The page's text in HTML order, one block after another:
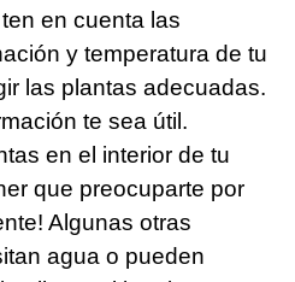
en cuenta las
y temperatura de tu
las plantas adecuadas.
te sea útil.
en el interior de tu
que preocuparte por
Algunas otras
agua o pueden